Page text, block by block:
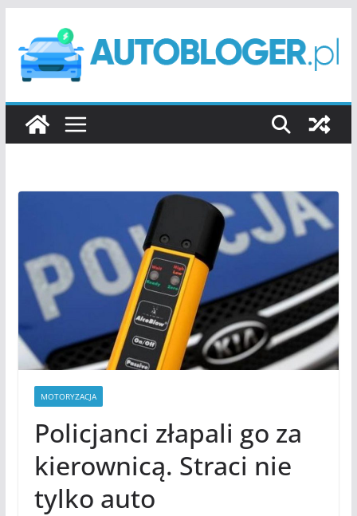
treści
MOTORYZACJA
Policjanci złapali go za
kierownicą. Straci nie
tylko auto